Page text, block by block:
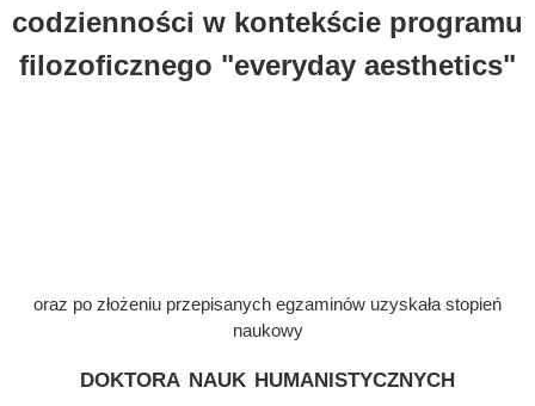
codzienności w kontekście programu
filozoficznego "everyday aesthetics"
oraz po złożeniu przepisanych egzaminów uzyskała stopień
naukowy
doktora nauk humanistycznych